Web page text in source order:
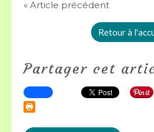
« Article précédent
Retour à
Partager cet